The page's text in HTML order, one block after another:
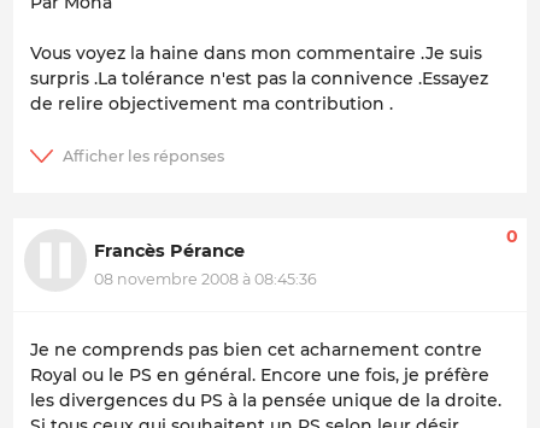
Vous voyez la haine dans mon commentaire .Je suis
surpris .La tolérance n'est pas la connivence .Essayez
de relire objectivement ma contribution .
Francès Pérance
08 novembre 2008 à 08:45:36
0
Je ne comprends pas bien cet acharnement contre
Royal ou le PS en général. Encore une fois, je préfère
les divergences du PS à la pensée unique de la droite.